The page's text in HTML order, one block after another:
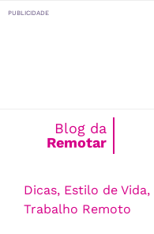
conteúdo
PUBLICIDADE
Blog da
Remotar
Dicas, Estilo de Vida,
Trabalho Remoto